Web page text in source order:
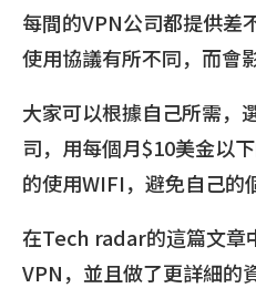
每間的VPN公司都提供差
使用協議有所不同，而會
大家可以根據自己所需，
司，用每個月$10美金以
的使用WIFI，避免自己的
在Tech radar的這篇文章
VPN，並且做了更詳細的